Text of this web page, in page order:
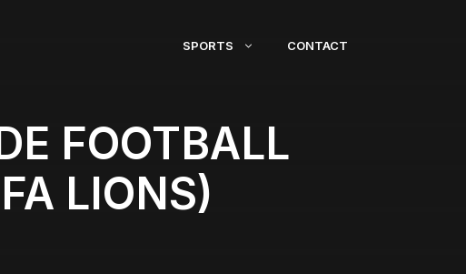
SPORTS CONTACT
FOOTBALL
LIONS)